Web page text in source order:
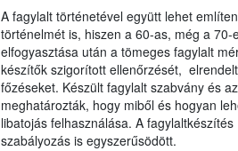
A fagylalt történetével együtt lehet
történelmét is, hiszen a 60-as, még a
elfogyasztása után a tömeges fagylalt
készítők szigorított ellenőrzését,
főzéseket. Készült fagylalt szabvány és
meghatározták, hogy miből és hogyan
libatojás felhasználása. A
szabályozás is egyszerűsödött.